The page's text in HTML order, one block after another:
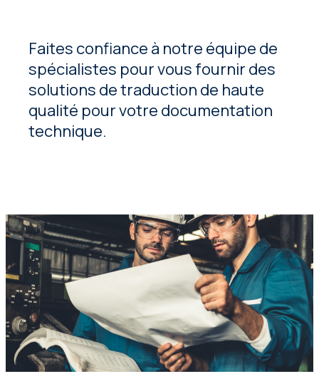
Faites confiance à notre équipe de
spécialistes pour vous fournir des
solutions de traduction de haute
qualité pour votre documentation
technique.